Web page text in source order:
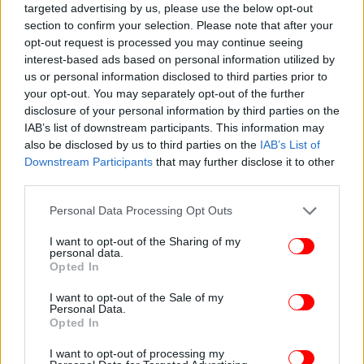
targeted advertising by us, please use the below opt-out
section to confirm your selection. Please note that after your
opt-out request is processed you may continue seeing
interest-based ads based on personal information utilized by
us or personal information disclosed to third parties prior to
your opt-out. You may separately opt-out of the further
disclosure of your personal information by third parties on the
IAB’s list of downstream participants. This information may
also be disclosed by us to third parties on the IAB’s List of
Downstream Participants that may further disclose it to other
Please note that this website/app uses one or more Google
not limited to your visit or usage behaviour. You may click to
grant or deny consent to Google and its third-party tags to
use your data for below specified purposes in below Google
consent section.
Personal Data Processing Opt Outs
I want to opt-out of the Sharing of my
personal data.
Opted In
I want to opt-out of the Sale of my
Personal Data.
Opted In
I want to opt-out of processing my
παραβίασε τρία κόκκινα φανάρια και τέσσερα «STOP»